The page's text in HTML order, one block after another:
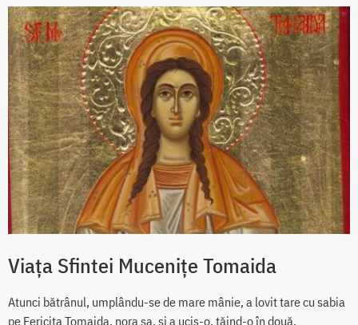
Viața Sfintei Mucenițe Tomaida
Atunci bătrânul, umplându-se de mare mânie, a lovit tare cu sabia
pe Fericita Tomaida, nora sa, și a ucis-o, tăind-o în două.